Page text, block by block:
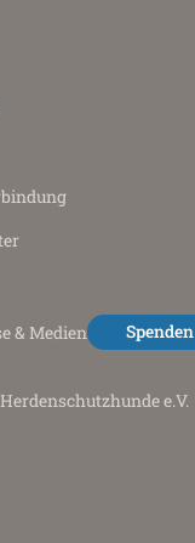
& Medien Spenden
e.V.